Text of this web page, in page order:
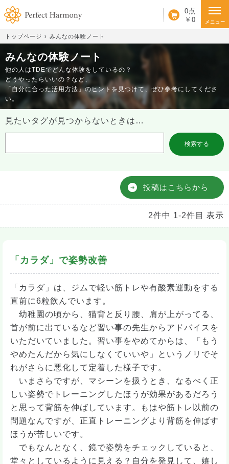
0点
￥0
カート
メニュー
トップページ みんなの体験ノート
みんなの体験ノート
他の人はTDEでどんな体験をしているの？
どうやったらいいの？など、
「自分に合った活用方法」のヒントを見つけて、ぜひ参考にしてくださ
い。
見たいタグが見つからないときは…
投稿はこちらから
2件中 1-2件目 表示
「カラダ」で姿勢改善
「カラダ」は、ジムで軽い筋トレや有酸素運動をする
直前に6粒飲んでいます。
幼稚園の頃から、猫背と反り腰、肩が上がってる、
首が前に出ているなど習い事の先生からアドバイスを
いただいていました。習い事をやめてからは、「もう
やめたんだから気にしなくていいや」というノリでそ
れがさらに悪化して定着した様子です。
いまさらですが、マシーンを扱うとき、なるべく正
しい姿勢でトレーニングしたほうが効果があるだろう
と思って背筋を伸ばしています。もはや筋トレ以前の
問題なんですが、正直トレーニングより背筋を伸ばす
ほうが苦しいです。
でもなんとなく、鏡で姿勢をチェックしていると、
堂々としているように見える？自分を発見して、嬉し